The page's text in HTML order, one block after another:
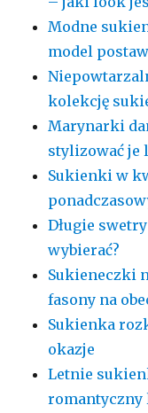
Modne
model
kolekcję
Marynarki
stylizować je
Sukienki w
Długie
wybierać?
Sukieneczki
fasony na
Sukienka
okazje
Letnie
romantyczny